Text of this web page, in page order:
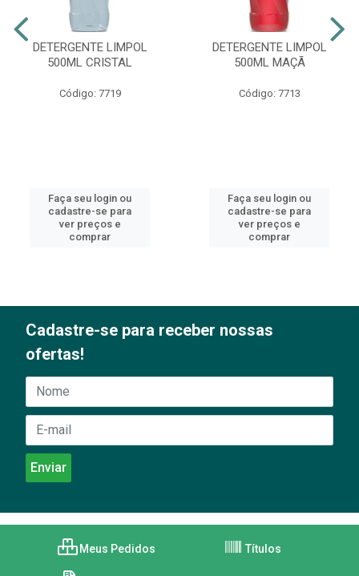
DETERGENTE LIMPOL
500ML CRISTAL
Código: 7719
Faça seu login ou
cadastre-se para
ver preços e
comprar
DETERGENTE LIMPOL
500ML MAÇÃ
Código: 7713
Faça seu login ou
cadastre-se para
ver preços e
comprar
Cadastre-se para receber nossas
ofertas!
Meus Pedidos Títulos